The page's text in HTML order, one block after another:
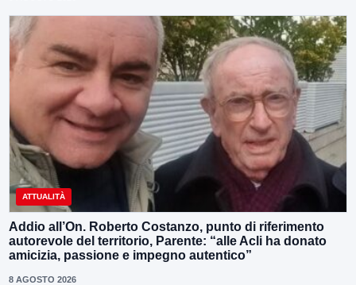
ATTUALITÀ
Addio all’On. Roberto Costanzo, punto di riferimento
autorevole del territorio, Parente: “alle Acli ha donato
amicizia, passione e impegno autentico”
8 AGOSTO 2026